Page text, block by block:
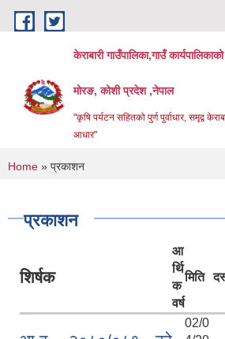
Skip to main content
केराबारी गाउँपालिका,गाउँ
मोरङ, कोशी प्रदेश ,नेपाल
"कृषि पर्यटन सहितको पुर्ण पुर्वाधार, समृद्व
आधार"
You are here
Home » प्रकाशन
प्रकाशन
शिर्षक
आ
र्थि
क
वर्ष
मिति
02/0